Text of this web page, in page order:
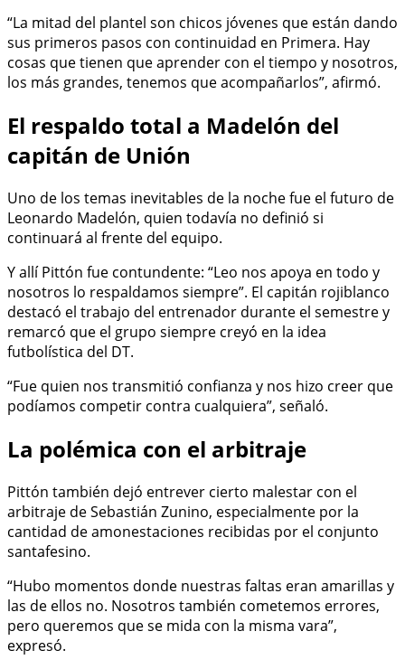
“La mitad del plantel son chicos jóvenes que están dando
sus primeros pasos con continuidad en Primera. Hay
cosas que tienen que aprender con el tiempo y nosotros,
los más grandes, tenemos que acompañarlos”, afirmó.
El respaldo total a Madelón del
capitán de Unión
Uno de los temas inevitables de la noche fue el futuro de
Leonardo Madelón, quien todavía no definió si
continuará al frente del equipo.
Y allí Pittón fue contundente: “Leo nos apoya en todo y
nosotros lo respaldamos siempre”. El capitán rojiblanco
destacó el trabajo del entrenador durante el semestre y
remarcó que el grupo siempre creyó en la idea
futbolística del DT.
“Fue quien nos transmitió confianza y nos hizo creer que
podíamos competir contra cualquiera”, señaló.
La polémica con el arbitraje
Pittón también dejó entrever cierto malestar con el
arbitraje de Sebastián Zunino, especialmente por la
cantidad de amonestaciones recibidas por el conjunto
santafesino.
“Hubo momentos donde nuestras faltas eran amarillas y
las de ellos no. Nosotros también cometemos errores,
pero queremos que se mida con la misma vara”,
expresó.